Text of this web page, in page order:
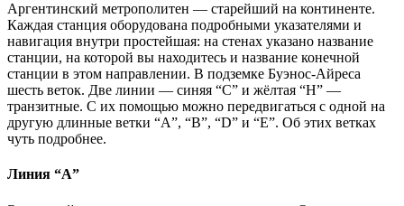
Аргентинский метрополитен — старейший на континенте.
Каждая станция оборудована подробными указателями и
навигация внутри простейшая: на стенах указано название
станции, на которой вы находитесь и название конечной
станции в этом направлении. В подземке Буэнос-Айреса
шесть веток. Две линии — синяя “С” и жёлтая “H” —
транзитные. С их помощью можно передвигаться с одной на
другую длинные ветки “A”, “B”, “D” и “E”. Об этих ветках
чуть подробнее.
Линия “А”